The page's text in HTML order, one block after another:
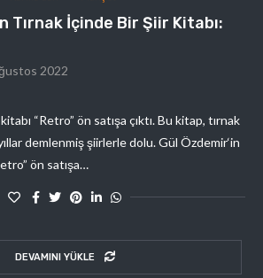
Tırnak İçinde Bir Şiir Kitabı:
2022
“Retro” ön satışa çıktı. Bu kitap, tırnak
demlenmiş şiirlerle dolu. Gül Özdemir‘in
ön satışa…
DEVAMINI YÜKLE